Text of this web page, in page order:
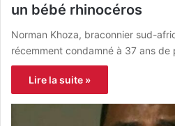
un bébé rhinocéros
Norman Khoza, braconnier sud-
récemment condamné à 37 ans
Lire la suite »